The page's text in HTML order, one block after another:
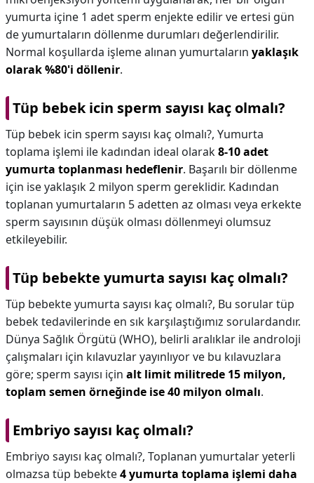
yumurta içine 1 adet sperm enjekte edilir ve ertesi gün
de yumurtaların döllenme durumları değerlendirilir.
Normal koşullarda işleme alınan yumurtaların yaklaşık
olarak %80'i döllenir.
Tüp bebek icin sperm sayısı kaç olmalı?
Tüp bebek icin sperm sayısı kaç olmalı?, Yumurta
toplama işlemi ile kadından ideal olarak8-10 adet
yumurta toplanması hedeflenir. Başarılı bir döllenme
için ise yaklaşık 2 milyon sperm gereklidir. Kadından
toplanan yumurtaların 5 adetten az olması veya erkekte
sperm sayısının düşük olması döllenmeyi olumsuz
etkileyebilir.
Tüp bebekte yumurta sayısı kaç olmalı?
Tüp bebekte yumurta sayısı kaç olmalı?, Bu sorular tüp
bebek tedavilerinde en sık karşılaştığımız sorulardandır.
Dünya Sağlık Örgütü (WHO), belirli aralıklar ile androloji
çalışmaları için kılavuzlar yayınlıyor ve bu kılavuzlara
göre; sperm sayısı için alt limit militrede 15 milyon,
toplam semen örneğinde ise 40 milyon olmalı.
Embriyo sayısı kaç olmalı?
Embriyo sayısı kaç olmalı?, Toplanan yumurtalar yeterli
olmazsa tüp bebekte4 yumurta toplama işlemi daha